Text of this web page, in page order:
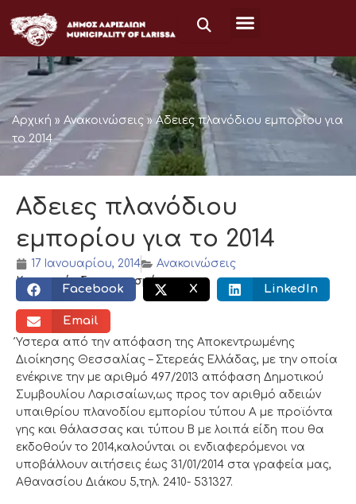
στο
περιεχόμενο
Αρχική » Ανακοινώσεις » Αδειες πλανόδιου εμπορίου για
το 2014
Αδειες πλανόδιου
εμπορίου για το 2014
17 Ιανουαρίου, 2014
Ανακοινώσεις
Κοινωνικός διαμοιρασμός:
Facebook X LinkedIn
Email
Ύστερα από την απόφαση της Αποκεντρωμένης
Διοίκησης Θεσσαλίας – Στερεάς Ελλάδας, με την οποία
ενέκρινε την με αριθμό 497/2013 απόφαση Δημοτικού
Συμβουλίου Λαρισαίων,ως προς τον αριθμό αδειών
υπαιθρίου πλανοδίου εμπορίου τύπου Α με προϊόντα
γης και θάλασσας και τύπου Β με λοιπά είδη που θα
εκδοθούν το 2014,καλούνται οι ενδιαφερόμενοι να
υποβάλλουν αιτήσεις έως 31/01/2014 στα γραφεία μας,
Αθανασίου Διάκου 5,τηλ. 2410- 531327.